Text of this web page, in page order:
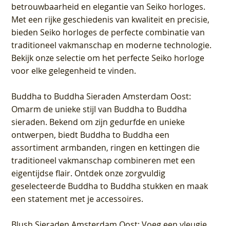
betrouwbaarheid en elegantie van Seiko horloges.
Met een rijke geschiedenis van kwaliteit en precisie,
bieden Seiko horloges de perfecte combinatie van
traditioneel vakmanschap en moderne technologie.
Bekijk onze selectie om het perfecte Seiko horloge
voor elke gelegenheid te vinden.
Buddha to Buddha Sieraden Amsterdam Oost:
Omarm de unieke stijl van Buddha to Buddha
sieraden. Bekend om zijn gedurfde en unieke
ontwerpen, biedt Buddha to Buddha een
assortiment armbanden, ringen en kettingen die
traditioneel vakmanschap combineren met een
eigentijdse flair. Ontdek onze zorgvuldig
geselecteerde Buddha to Buddha stukken en maak
een statement met je accessoires.